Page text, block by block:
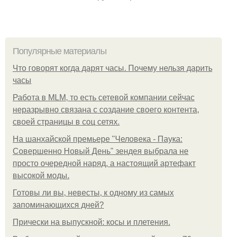
Популярные материалы
Что говорят когда дарят часы. Почему нельзя дарить
часы
Работа в MLM, то есть сетевой компании сейчас
неразрывно связана с создание своего контента,
своей страницы в соц сетях.
На шанхайской премьере "Человека - Паука:
Совершенно Новый День" зендея выбрала не
просто очередной наряд, а настоящий артефакт
высокой моды.
Готовы ли вы, невесты, к одному из самых
запоминающихся дней?
Прически на выпускной: косы и плетения.